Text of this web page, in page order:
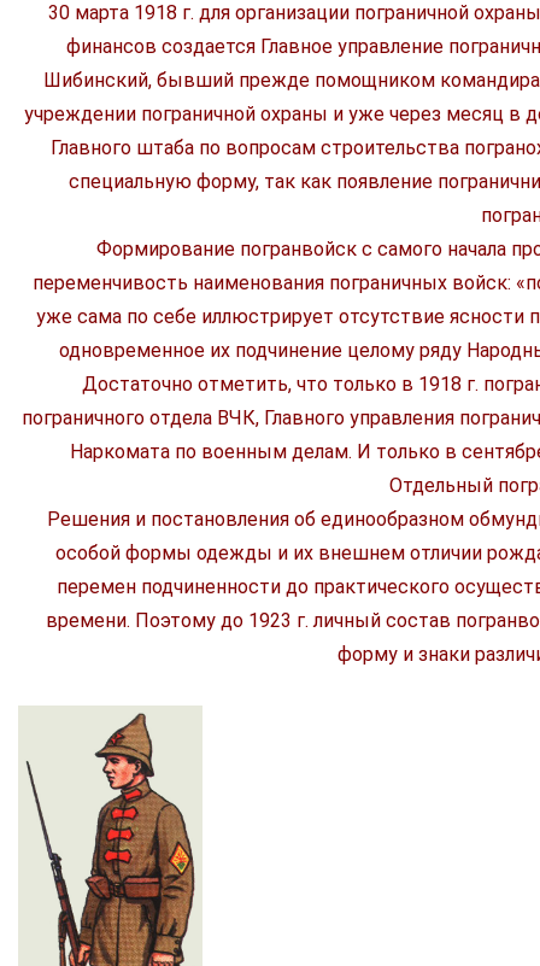
30 марта 1918 г. для организации пограничной
финансов создается Главное управление
Шибинский, бывший прежде помощником
учреждении пограничной охраны и уже через месяц в
Главного штаба по вопросам строительства
специальную форму, так как появление
Формирование погранвойск с самого начала
переменчивость наименования пограничных войск:
уже сама по себе иллюстрирует отсутствие ясности
одновременное их подчинение целому ряду
Достаточно отметить, что только в 1918 г.
пограничного отдела ВЧК, Главного управления
Наркомата по военным делам. И только в
Отдельный
Решения и постановления об единообразном
особой формы одежды и их внешнем отличии
перемен подчиненности до практического
времени. Поэтому до 1923 г. личный состав
форму и знаки